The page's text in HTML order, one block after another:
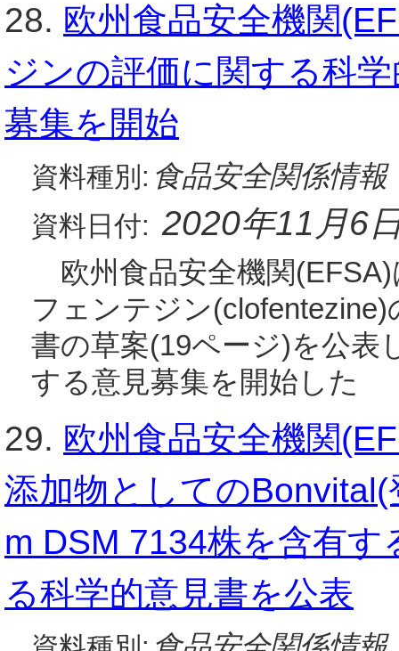
28. 欧州食品安全機関
ジンの評価に関する科
募集を開始
資料種別: 食品安全関係情報
資料日付: 2020年11月6
欧州食品安全機関
フェンテジン
書の草案(19ページ)を公表
する意見募集を開始した
29. 欧州食品安全機関
添加物としての
m DSM 7134株を含有
る科学的意見書を公表